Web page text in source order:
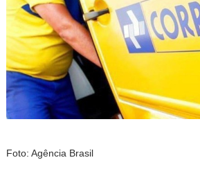
Foto: Agência Brasil